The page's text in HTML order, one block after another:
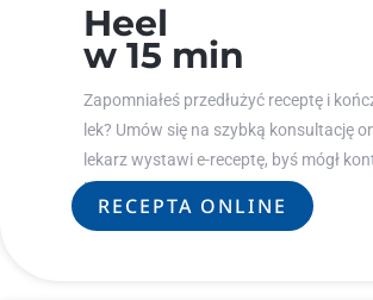
Heel
w 15 min
Zapomniałeś przedłużyć receptę i
lek? Umów się na szybką konsultację
lekarz wystawi e-receptę, byś mógł
leczenie.
RECEPTA ONLINE